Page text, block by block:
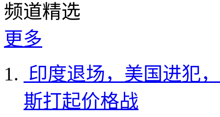
频道精选
更多
印度退场，美国进犯
斯打起价格战